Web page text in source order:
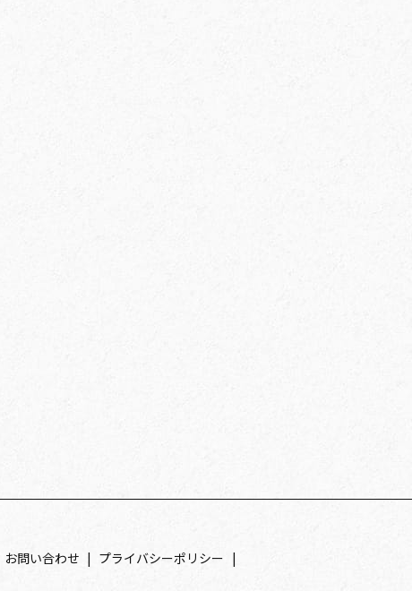
お問い合わせ
プライバシーポリシー